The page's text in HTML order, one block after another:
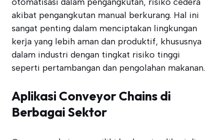
akibat pengangkutan manual berkurang. Hal ini
sangat penting dalam menciptakan lingkungan
kerja yang lebih aman dan produktif, khususnya
dalam industri dengan tingkat risiko tinggi
seperti pertambangan dan pengolahan makanan.
Aplikasi Conveyor Chains di
Berbagai Sektor